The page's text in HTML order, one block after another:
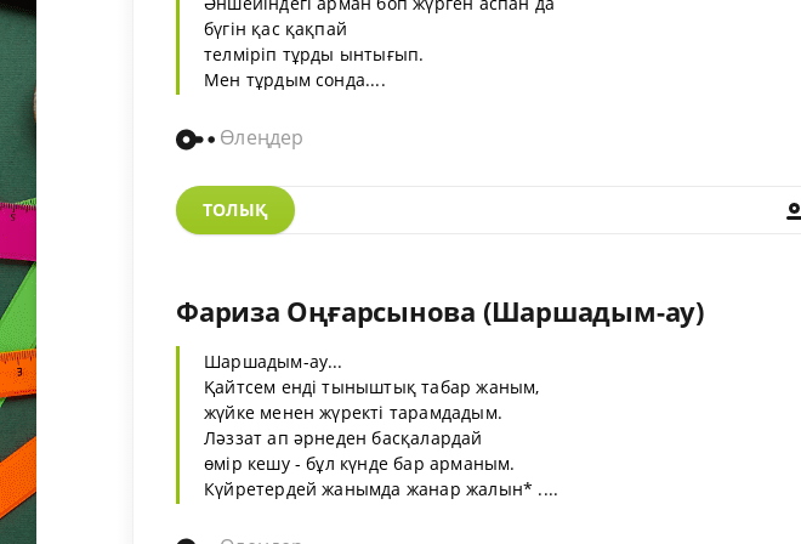
бүгін қас қақпай
телміріп тұрды ынтығып.
Мен тұрдым сонда....
Өлеңдер
ТОЛЫҚ
Фариза Оңғарсынова (Шаршадым-ау)
Шаршадым-ау...
Қайтсем енді тыныштық табар жаным,
жүйке менен жүректі тарамдадым.
Ләззат ап әрнеден басқалардай
өмір кешу - бұл күнде бар арманым.
Күйретердей жанымда жанар жалын* ....